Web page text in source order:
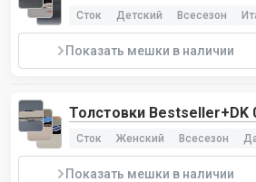
Сток Детский Всесезон
Показать мешки в наличии
Толстовки Bestseller+DK
Сток Женский Всесезон
Показать мешки в наличии